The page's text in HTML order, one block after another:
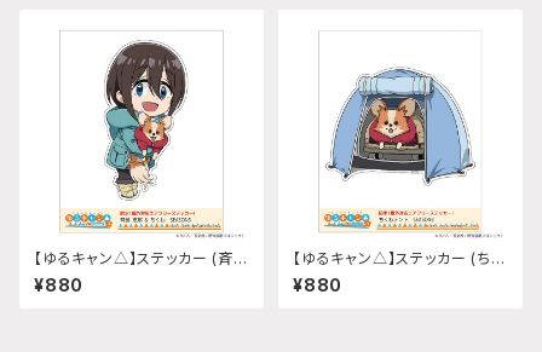
【ゆるキャン△】ステッカー (斉藤
恵那『SEASON3』)
¥880
【ゆるキャン△】ステッカー (ちく
わテント『SEASON3』)
¥880